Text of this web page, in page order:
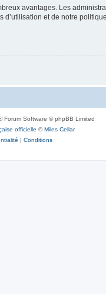
avantages. Les
et de notre
Forum Software © phpBB Limited
officielle ©Miles Cellar
| Conditions